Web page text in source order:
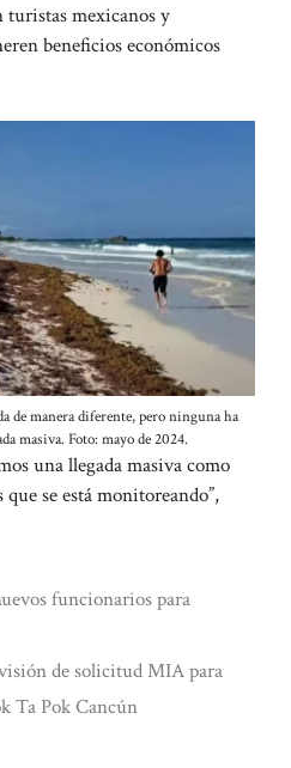
turistas mexicanos y
beneficios económicos
de manera diferente, pero ninguna ha
masiva. Foto: mayo de 2024.
una llegada masiva como
se está monitoreando”,
funcionarios para
de solicitud MIA para
Ta Pok Cancún